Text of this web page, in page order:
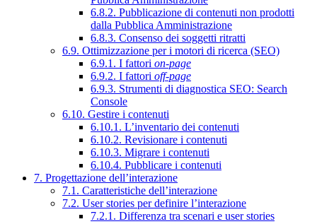
6.8.2. Pubblicazione di contenuti non prodotti
dalla Pubblica Amministrazione
6.8.3. Consenso dei soggetti ritratti
6.9. Ottimizzazione per i motori di ricerca (SEO)
6.9.1. I fattori on-page
6.9.2. I fattori off-page
6.9.3. Strumenti di diagnostica SEO: Search
Console
6.10. Gestire i contenuti
6.10.1. L’inventario dei contenuti
6.10.2. Revisionare i contenuti
6.10.3. Migrare i contenuti
6.10.4. Pubblicare i contenuti
7. Progettazione dell’interazione
7.1. Caratteristiche dell’interazione
7.2. User stories per definire l’interazione
7.2.1. Differenza tra scenari e user stories